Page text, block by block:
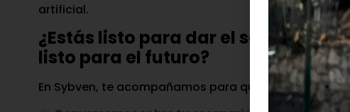
artificial.
¿Estás listo para dar el salto hacia
listo para el futuro?
En Sybven, te acompañamos para que migrar a SAP